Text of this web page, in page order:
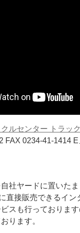
ルセンター トラッ
FAX 0234-41-1414
社ヤードに置いた
直接販売できるイン
スも行っておりま
ります。